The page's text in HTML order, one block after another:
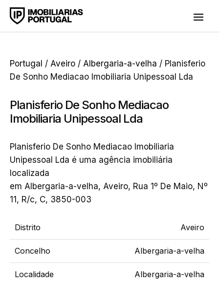
Portugal / Aveiro / Albergaria-a-velha / Planisferio
De Sonho Mediacao Imobiliaria Unipessoal Lda
Planisferio De Sonho Mediacao
Imobiliaria Unipessoal Lda
Planisferio De Sonho Mediacao Imobiliaria
Unipessoal Lda é uma agência imobiliária
localizada
em Albergaria-a-velha, Aveiro, Rua 1º De Maio, Nº
11, R/c, C, 3850-003
Distrito Aveiro
Concelho Albergaria-a-velha
Localidade Albergaria-a-velha